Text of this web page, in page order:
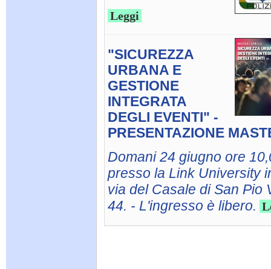
Leggi
"SICUREZZA
URBANA E
GESTIONE
INTEGRATA
DEGLI EVENTI" -
PRESENTAZIONE
Domani 24 giugno ore
presso la Link University
via del Casale di San Pio
44. - L'ingresso è libero.